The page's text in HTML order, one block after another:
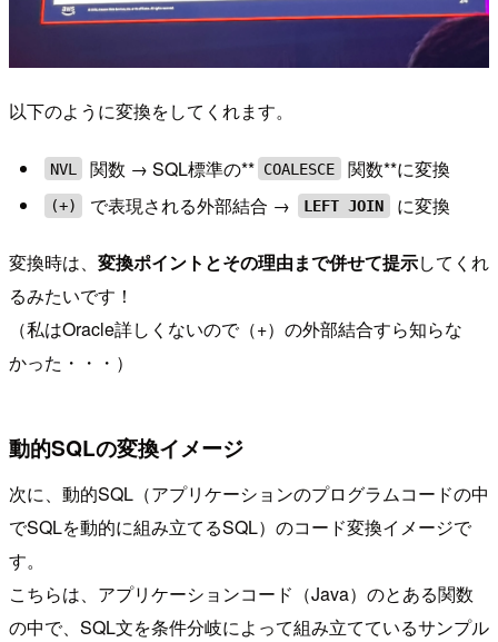
以下のように変換をしてくれます。
NVL 関数 → SQL標準の** COALESCE 関数**に変換
(+) で表現される外部結合 → LEFT JOIN に変換
変換時は、 変換ポイントとその理由まで併せて提示してくれ
るみたいです！
（私はOracle詳しくないので（+）の外部結合すら知らな
かった・・・）
動的SQLの変換イメージ
次に、動的SQL（アプリケーションのプログラムコードの中
でSQLを動的に組み立てるSQL）のコード変換イメージで
す。
こちらは、アプリケーションコード（Java）のとある関数
の中で、SQL文を条件分岐によって組み立てているサンプル